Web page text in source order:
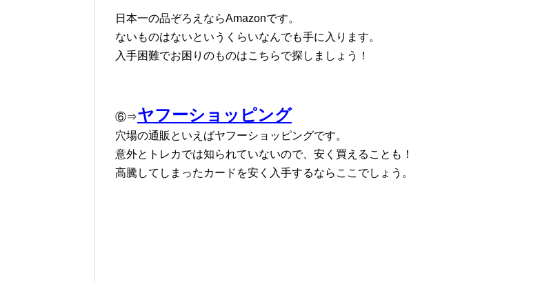
日本一の品ぞろえならAmazonです。
ないものはないというくらいなんでも手に入ります。
入手困難でお困りのものはこちらで探しましょう！
⑥⇒ヤフーショッピング
穴場の通販といえばヤフーショッピングです。
意外とトレカでは知られていないので、安く買えることも！
高騰してしまったカードを安く入手するならここでしょう。